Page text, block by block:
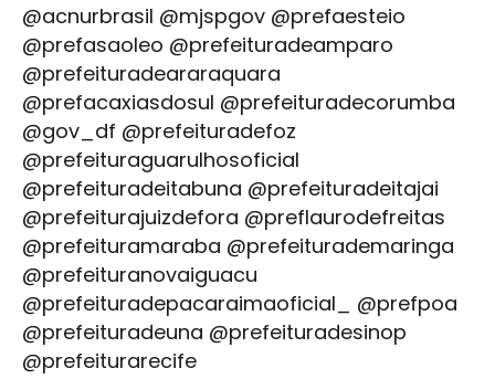
@acnurbrasil @mjspgov @prefaesteio
@prefasaoleo @prefeituradeamparo
@prefeituradeararaquara
@prefacaxiasdosul @prefeituradecorumba
@gov_df @prefeituradefoz
@prefeituraguarulhosoficial
@prefeituradeitabuna @prefeituradeitajai
@prefeiturajuizdefora @preflaurodefreitas
@prefeituramaraba @prefeiturademaringa
@prefeituranovaiguacu
@prefeituradepacaraimaoficial_ @prefpoa
@prefeituradeuna @prefeituradesinop
@prefeiturarecife